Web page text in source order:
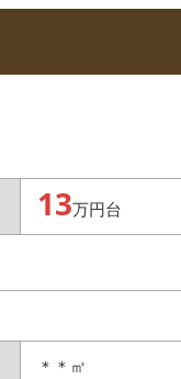
13万円台
＊＊㎡